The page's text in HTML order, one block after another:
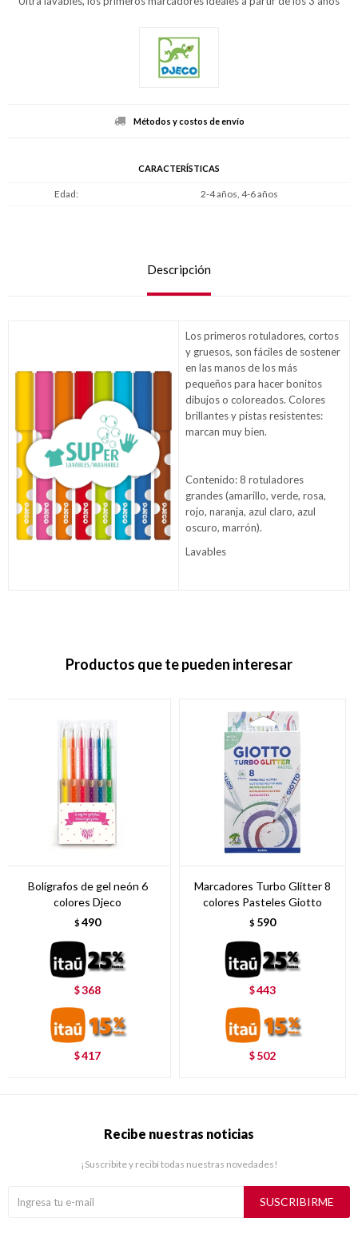
Métodos y costos de envío
CARACTERÍSTICAS
Edad 2-4 años, 4-6 años
Descripción
Los primeros rotuladores, cortos
y gruesos, son fáciles de sostener
en las manos de los más
pequeños para hacer bonitos
dibujos o coloreados. Colores
brillantes y pistas resistentes:
marcan muy bien.
Contenido: 8 rotuladores
grandes (amarillo, verde, rosa,
rojo, naranja, azul claro, azul
oscuro, marrón).
Lavables
Productos que te pueden interesar
Bolígrafos de gel neón 6
colores Djeco
$ 490
$368
$417
Marcadores Turbo Glitter 8
colores Pasteles Giotto
$ 590
$443
$ 502
Recibe nuestras noticias
¡Suscribite y recibí todas nuestras novedades!
SUSCRIBIRME